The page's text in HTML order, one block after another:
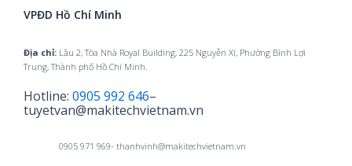
VPĐD Hồ Chí Minh
Địa chỉ: Lầu 2, Tòa Nhà Royal Building, 225 Nguyễn Xí, Phường Bình Lợi
Trung, Thành phố Hồ Chí Minh.
Hotline: 0905 992 646–
tuyetvan@makitechvietnam.vn
0905 971 969- thanhvinh@makitechvietnam.vn